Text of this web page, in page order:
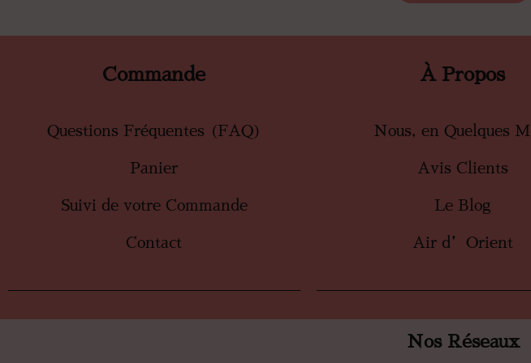
Commande
Questions Fréquentes (FAQ)
Panier
Suivi de votre Commande
Contact
À Propos
Nous, en Quelques
Avis Clients
Le Blog
Air d’Orient
Nos Réseaux